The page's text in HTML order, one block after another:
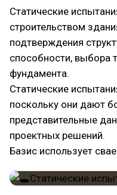
Статические
строительством
подтверждения
способности, выбора
фундамента.
Статические
поскольку они дают
представительные
проектных решений.
Базис использует